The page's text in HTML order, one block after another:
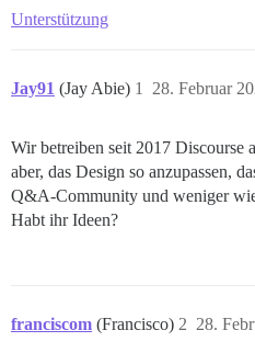
Unterstützung
Jay91 (Jay Abie) 28. Februar
1
Wir betreiben seit 2017
aber, das Design so anzupassen,
Q&A-Community und weniger
Habt ihr Ideen?
franciscom (Francisco) 28.
2